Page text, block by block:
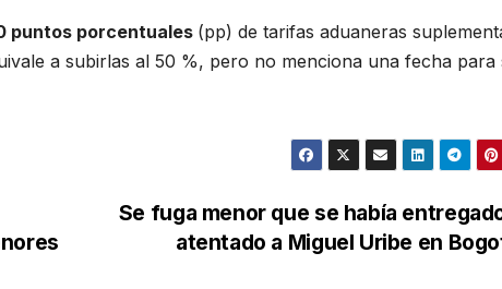
puntos porcentuales (pp) de tarifas aduaneras
a subirlas al 50 %, pero no menciona una fecha para
Se fuga menor que se había
atentado a Miguel Uribe en